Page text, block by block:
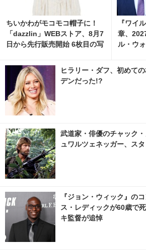
ちいかわがモコモコ帽子に！
「dazzlin」WEBストア、8月7
日から先行販売開始 6枚目の写
『ワイ
章、
ル・ウ
ヒラリー・ダフ、初めて
デンだった!?
武道家・俳優のチャック
ュワルツェネッガー、ス
『ジョン・ウィック』の
ス・レディックが60歳で
キ監督が追悼